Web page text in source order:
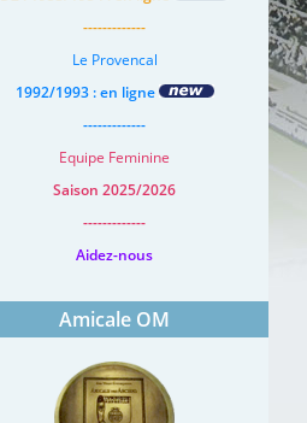
-------------
Le Provencal
1992/1993 : en ligne
-------------
Equipe Feminine
Saison 2025/2026
-------------
Aidez-nous
Amicale OM